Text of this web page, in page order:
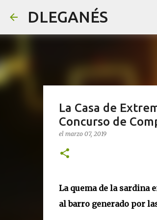
DLEGANÉS
La Casa de
Concurso de
el marzo 07, 2019
La quema de la sardina
al barro generado por